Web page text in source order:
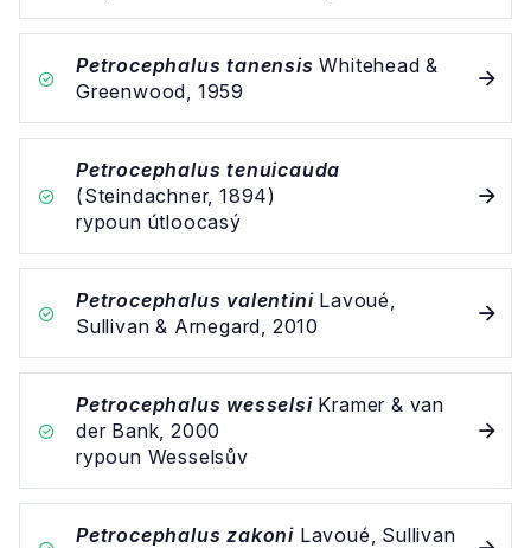
Petrocephalus tanensis Whitehead &
Greenwood, 1959
Petrocephalus tenuicauda
(Steindachner, 1894)
rypoun útloocasý
Petrocephalus valentiniLavoué,
Sullivan & Arnegard, 2010
Petrocephalus wesselsiKramer & van
der Bank, 2000
rypoun Wesselsův
Petrocephalus zakoni Lavoué, Sullivan